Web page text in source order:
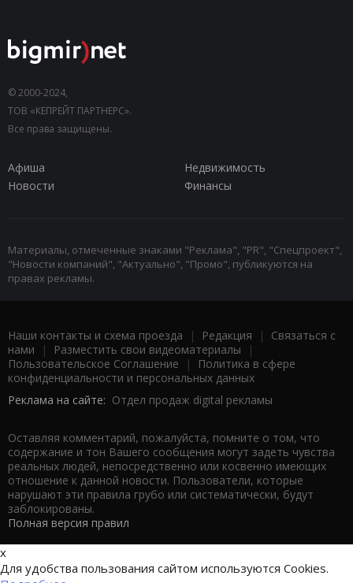
© 2000-2024,
ТОВ «КЕПРЕЙТ ПАРТНЕРС».
Все права защищены.
Афиша
Недвижимость
Новости
Финансы
Материалы, отмеченные знаками "Реклама", "PR", "Спецпроект",
"Новости компаний", "Актуально", "Промо", публикуются на
правах рекламы.
Наши контакты и схема проезда | Редакция | Связаться с
нами | Разместить свои видеоматериалы |
Пользовательское Соглашение |
Политика в сфере
конфиденциальности и персональных данных
Реклама на сайте: Отдел продаж digital рекламы
Оставляя комментарий, пожалуйста, помните о том, что
содержание и тон Вашего сообщения могут задеть чувства
реальных людей, непосредственно или косвенно имеющих
отношение к данной новости. Пользователи, которые
нарушают эти правила грубо или систематически, будут
заблокированы.
Полная версия правил
x
Для удобства пользования сайтом используются Cookies.